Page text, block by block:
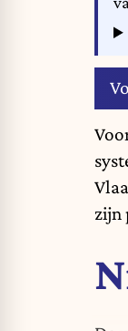
zijn